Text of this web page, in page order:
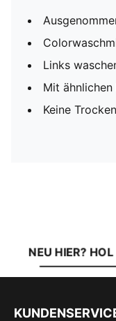
Links
Mit
Keine
NEU HIER?